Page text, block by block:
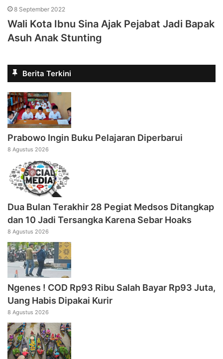
8 September 2022
Wali Kota Ibnu Sina Ajak Pejabat Jadi Bapak
Asuh Anak Stunting
Berita Terkini
Prabowo Ingin Buku Pelajaran Diperbarui
8 Agustus 2026
Dua Bulan Terakhir 28 Pegiat Medsos Ditangkap
dan 10 Jadi Tersangka Karena Sebar Hoaks
8 Agustus 2026
Ngenes ! COD Rp93 Ribu Salah Bayar Rp93 Juta,
Uang Habis Dipakai Kurir
8 Agustus 2026